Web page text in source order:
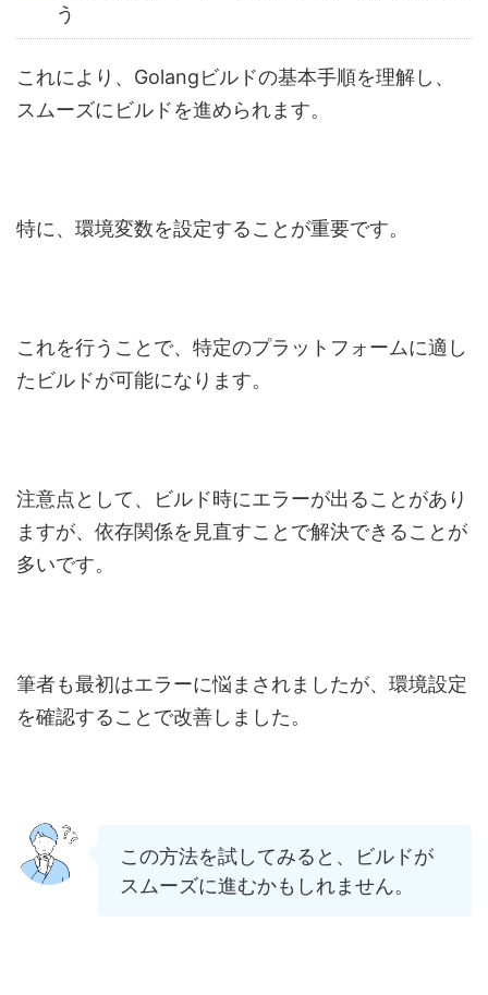
う
これにより、Golangビルドの基本手順を理解し、
スムーズにビルドを進められます。
特に、環境変数を設定することが重要です。
これを行うことで、特定のプラットフォームに適し
たビルドが可能になります。
注意点として、ビルド時にエラーが出ることがあり
ますが、依存関係を見直すことで解決できることが
多いです。
筆者も最初はエラーに悩まされましたが、環境設定
を確認することで改善しました。
この方法を試してみると、ビルドが
スムーズに進むかもしれません。